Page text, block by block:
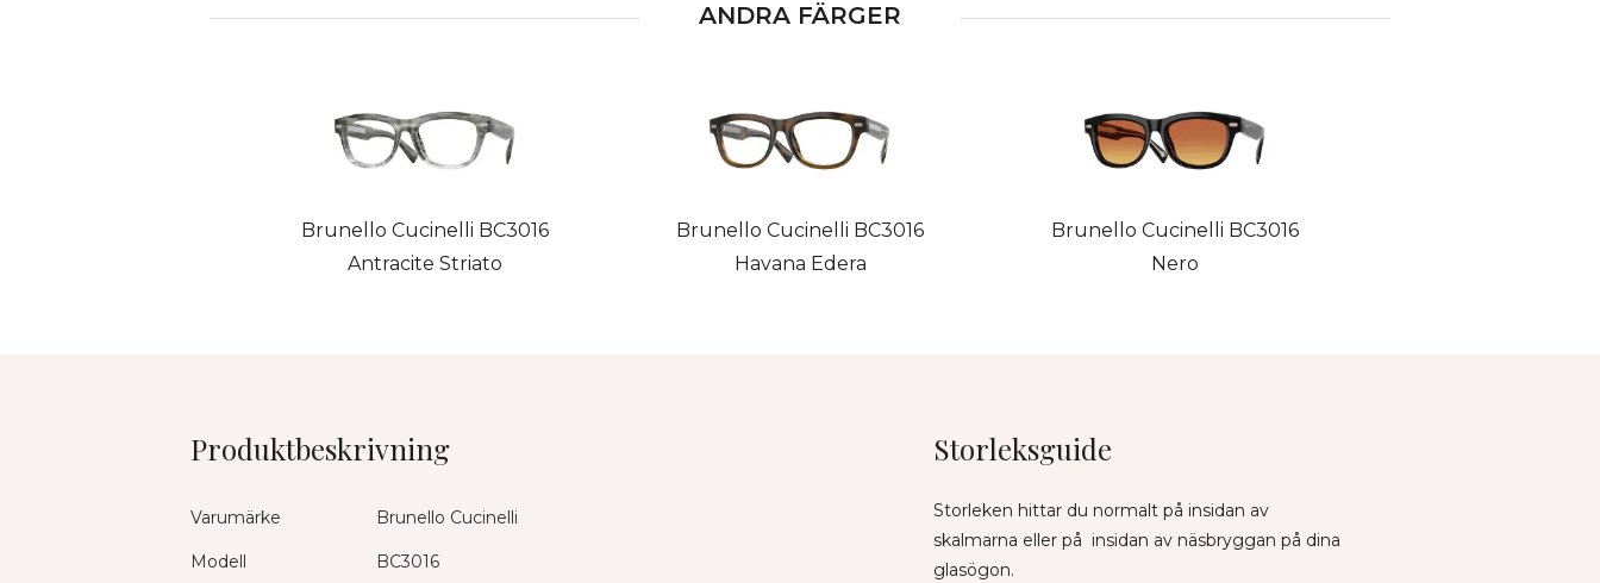
ANDRA FÄRGER
Brunello Cucinelli BC3016
Antracite Striato
Brunello Cucinelli BC3016
Havana Edera
Brunello Cucinelli BC3016
Nero
Produktbeskrivning
Varumärke Brunello Cucinelli
Modell BC3016
Storleksguide
Storleken hittar du normalt på insidan av
skalmarna eller på insidan av näsbryggan på dina
glasögon.